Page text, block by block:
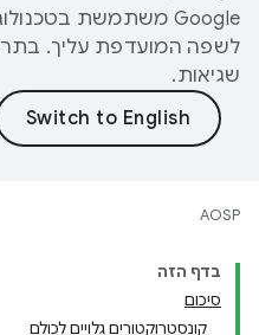
לשפה המועדפת עליך.
שגיאות.
AOSP
בדף הזה
סיכום
קונסטרוקטורים גלויים לכולם